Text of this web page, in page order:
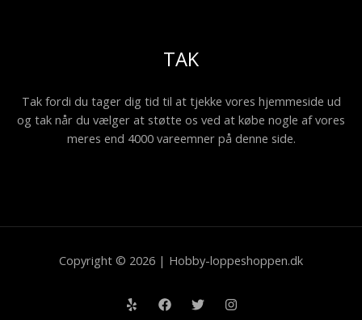
TAK
Tak fordi du tager dig tid til at tjekke vores hjemmeside ud
og tak når du vælger at støtte os ved at købe nogle af vores
meres end 4000 vareemner på denne side.
Copyright © 2026 | Hobby-loppeshoppen.dk